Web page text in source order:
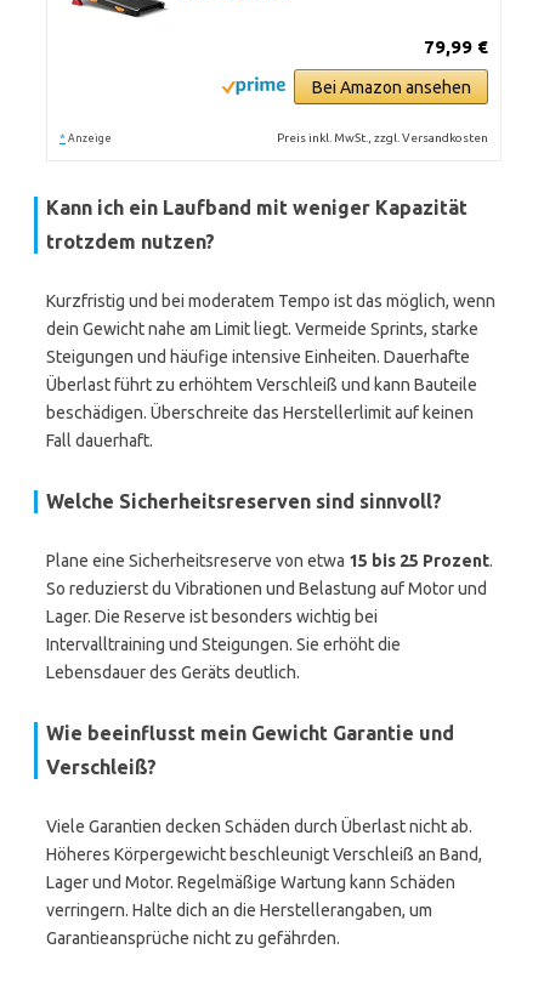
79,99 €
Bei Amazon ansehen
* Anzeige Preis inkl. MwSt., zzgl. Versandkosten
Kann ich ein Laufband mit weniger Kapazität
trotzdem nutzen?
Kurzfristig und bei moderatem Tempo ist das möglich, wenn
dein Gewicht nahe am Limit liegt. Vermeide Sprints, starke
Steigungen und häufige intensive Einheiten. Dauerhafte
Überlast führt zu erhöhtem Verschleiß und kann Bauteile
beschädigen. Überschreite das Herstellerlimit auf keinen
Fall dauerhaft.
Welche Sicherheitsreserven sind sinnvoll?
Plane eine Sicherheitsreserve von etwa 15 bis 25 Prozent.
So reduzierst du Vibrationen und Belastung auf Motor und
Lager. Die Reserve ist besonders wichtig bei
Intervalltraining und Steigungen. Sie erhöht die
Lebensdauer des Geräts deutlich.
Wie beeinflusst mein Gewicht Garantie und
Verschleiß?
Viele Garantien decken Schäden durch Überlast nicht ab.
Höheres Körpergewicht beschleunigt Verschleiß an Band,
Lager und Motor. Regelmäßige Wartung kann Schäden
verringern. Halte dich an die Herstellerangaben, um
Garantieansprüche nicht zu gefährden.